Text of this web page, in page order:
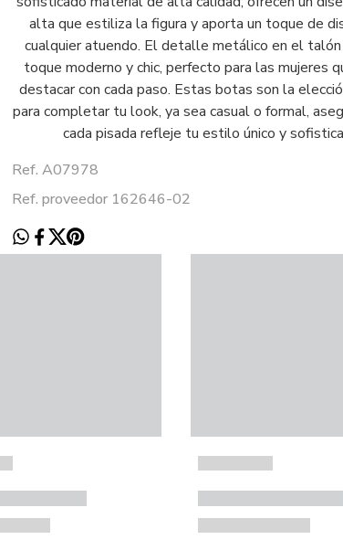
alta que estiliza la figura y aporta un toque de
cualquier atuendo. El detalle metálico en el talón
toque moderno y chic, perfecto para las mujeres
destacar con cada paso. Estas botas son la
para completar tu look, ya sea casual o formal,
cada pisada refleje tu estilo único y
Ref. A07978
Ref. proveedor 162646-02